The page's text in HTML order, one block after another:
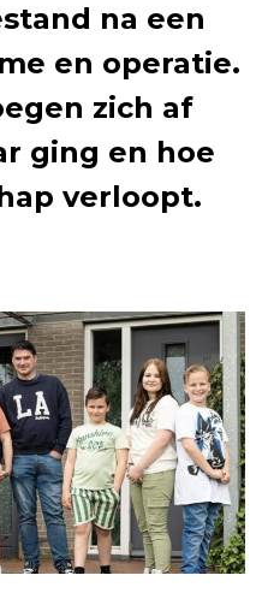
na een
en operatie.
zich af
ging en hoe
verloopt.